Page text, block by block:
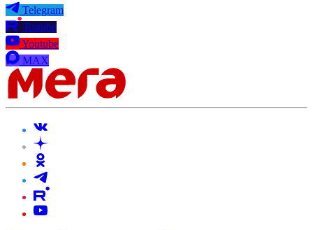
Telegram
Rutube
Youtube
MAX